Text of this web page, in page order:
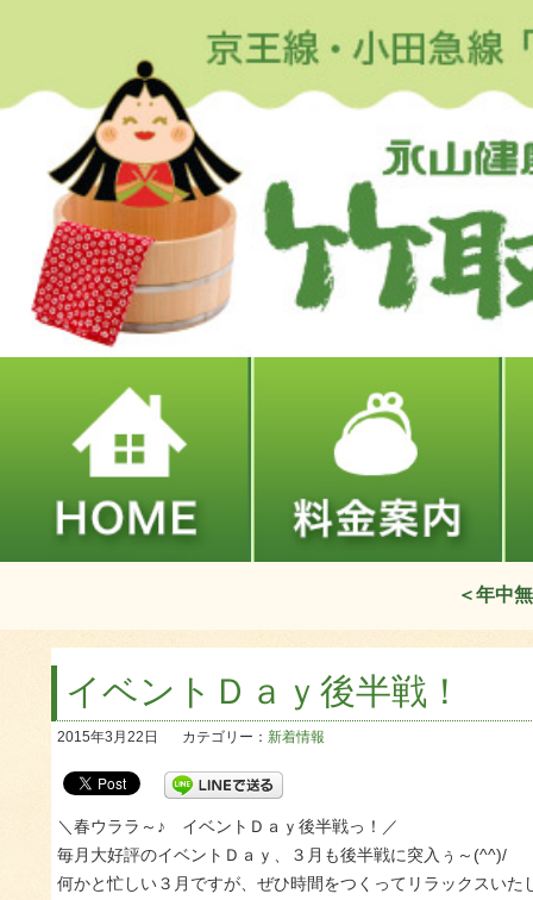
＜年中
イベントＤａｙ後半戦！
2015年3月22日 カテゴリー： 新着情報
＼春ウララ～♪ イベントＤａｙ後半戦っ！／
毎月大好評のイベントＤａｙ、３月も後半戦に突入ぅ～(^^)/
何かと忙しい３月ですが、ぜひ時間をつくってリラックスいた